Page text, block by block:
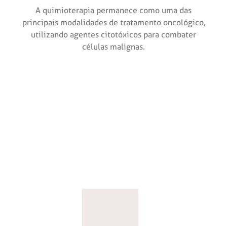
A quimioterapia permanece como uma das
principais modalidades de tratamento oncológico,
utilizando agentes citotóxicos para combater
células malignas.